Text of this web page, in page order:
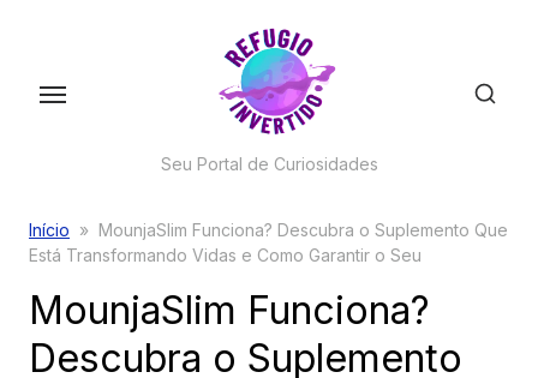
Seu Portal de Curiosidades
Início » MounjaSlim Funciona? Descubra o Suplemento Que
Está Transformando Vidas e Como Garantir o Seu
MounjaSlim Funciona?
Descubra o Suplemento